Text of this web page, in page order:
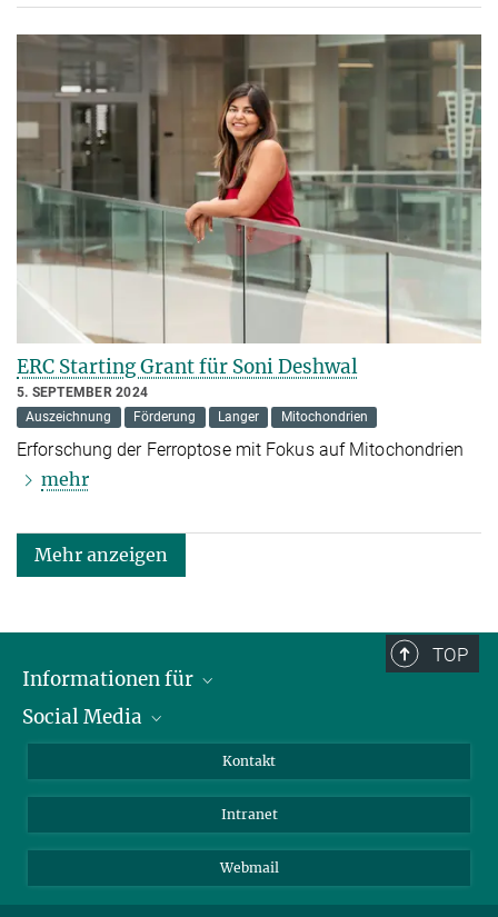
ERC Starting Grant für Soni Deshwal
5. SEPTEMBER 2024
Auszeichnung
Förderung Langer Mitochondrien
Erforschung der Ferroptose mit Fokus auf Mitochondrien
mehr
Mehr anzeigen
TOP
Informationen für
Bewerbende
Journalist:innen
Social Media
Bluesky
YouTube
Kontakt
Intranet
Webmail